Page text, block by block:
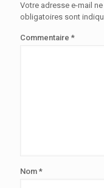
Votre adresse e-mail
obligatoires sont
Commentaire *
Nom *